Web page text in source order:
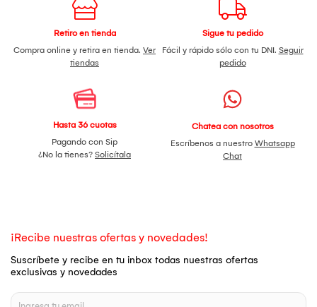
Retiro en tienda
Compra online y retira en tienda. Ver
tiendas
Sigue tu pedido
Fácil y rápido sólo con tu DNI. Seguir
pedido
Hasta 36 cuotas
Pagando con Sip
¿No la tienes? Solicítala
Chatea con nosotros
Escríbenos a nuestro Whatsapp
Chat
¡Recibe nuestras ofertas y novedades!
Suscríbete y recibe en tu inbox todas nuestras ofertas
exclusivas y novedades